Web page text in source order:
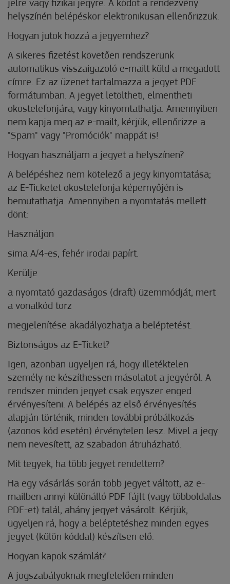
jelre vagy fizikai jegyre. A kódot a rendezvény
helyszínén belépéskor elektronikusan ellenőrizzük.
Hogyan jutok hozzá a jegyemhez?
A sikeres fizetést követően rendszerünk
automatikus visszaigazoló e-mailt küld a megadott
címre. Ez az üzenet tartalmazza a jegyet PDF
formátumban. A jegyet letöltheti, elmentheti
okostelefonjára, vagy kinyomtathatja. Amennyiben
nem kapja meg az e-mailt, kérjük, ellenőrizze a
"Spam" vagy "Promóciók" mappát is!
Hogyan használjam a jegyet a helyszínen?
A belépéshez nem kötelező a jegy kinyomtatása;
az E-Ticketet okostelefonja képernyőjén is
bemutathatja. Amennyiben a nyomtatás mellett
dönt:
Használjon
sima A/4-es, fehér irodai papírt.
Kerülje
a nyomtató gazdaságos (draft) üzemmódját, mert
a vonalkód torz
megjelenítése akadályozhatja a beléptetést.
Biztonságos az E-Ticket?
Igen, azonban ügyeljen rá, hogy illetéktelen
személy ne készíthessen másolatot a jegyéről. A
rendszer minden jegyet csak egyszer enged
érvényesíteni. A belépés az első érvényesítés
alapján történik, minden további próbálkozás
(azonos kód esetén) érvénytelen lesz. Mivel a jegy
nem nevesített, az szabadon átruházható.
Mit tegyek, ha több jegyet rendeltem?
Ha egy vásárlás során több jegyet váltott, az e-
mailben annyi különálló PDF fájlt (vagy többoldalas
PDF-et) talál, ahány jegyet vásárolt. Kérjük,
ügyeljen rá, hogy a beléptetéshez minden egyes
jegyet (külön kóddal) készítsen elő.
Hogyan kapok számlát?
A jogszabályoknak megfelelően minden